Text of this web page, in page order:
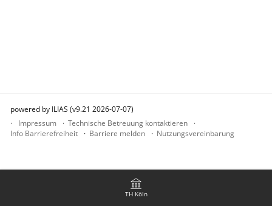
TH Köln
powered by ILIAS (v9.21 2026-07-07)
Impressum
Technische Betreuung kontaktieren
Info Barrierefreiheit
Barriere melden Nutzungsvereinbarung